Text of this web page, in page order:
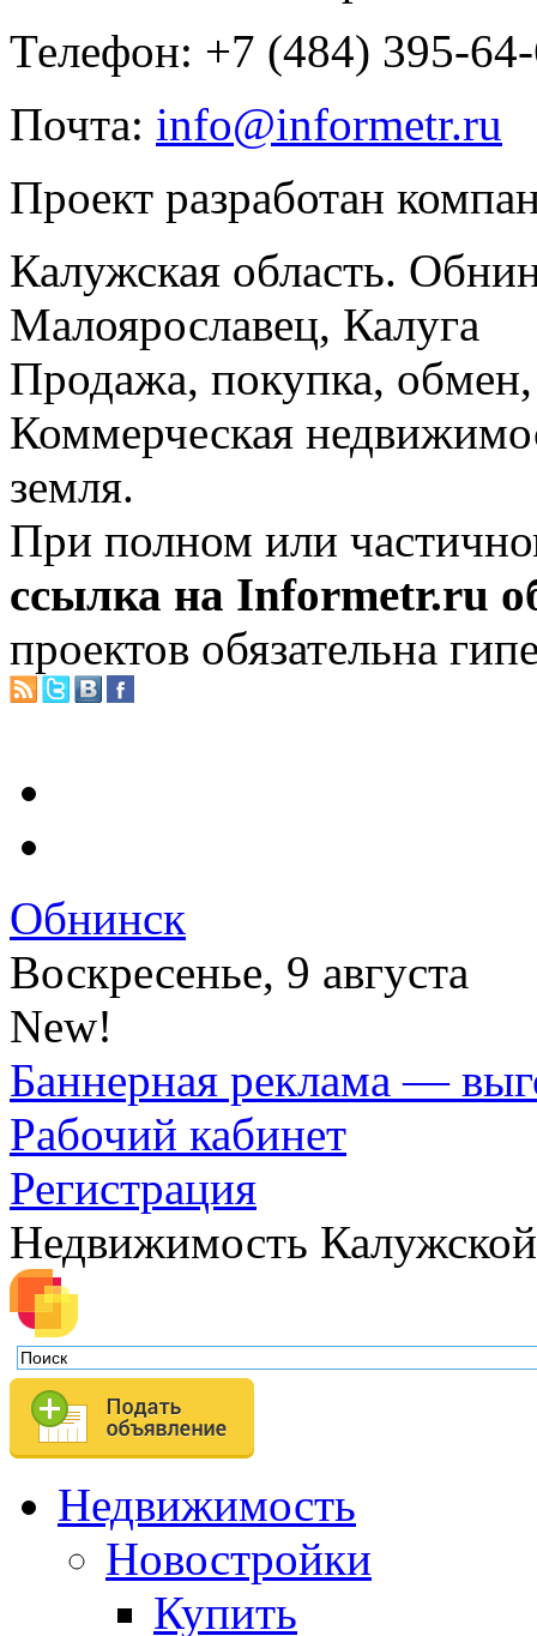
Телефон: +7 (484) 395-
Почта: info@informetr.ru
Проект разработан
Калужская область.
Малоярославец, Калуга
Продажа, покупка, обмен,
Коммерческая
земля.
При полном или
ссылка на Informetr.ru
проектов обязательна
Обнинск
Воскресенье, 9 августа
New!
Баннерная реклама —
Рабочий кабинет
Регистрация
Недвижимость
Недвижимость
Новостройки
Купить